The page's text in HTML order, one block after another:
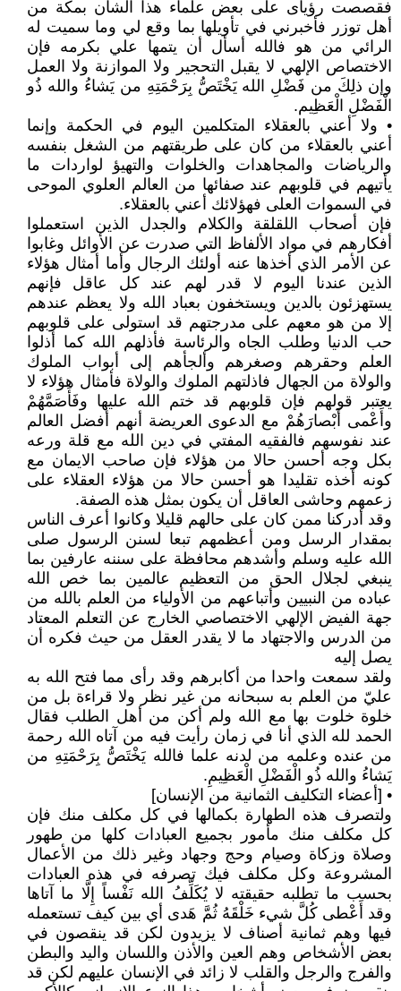
فقصصت رؤياى على بعض علماء هذا الشأن بمكة من
أهل توزر فأخبرني في تأويلها بما وقع لي وما سميت له
الرائي من هو فالله أسأل أن يتمها علي بكرمه فإن
الاختصاص الإلهي لا يقبل التحجير ولا الموازنة ولا العمل
وإن ذلِكَ من فَضْلِ الله يَخْتَصُّ بِرَحْمَتِهِ من يَشاءُ والله ذُو
الْفَضْلِ الْعَظِيم.
• ولا أعني بالعقلاء المتكلمين اليوم في الحكمة وإنما
أعني بالعقلاء من كان على طريقتهم من الشغل بنفسه
والرياضات والمجاهدات والخلوات والتهيؤ لواردات ما
يأتيهم في قلوبهم عند صفائها من العالم العلوي الموحى
في السموات العلى فهؤلائك أعني بالعقلاء.
فإن أصحاب اللقلقة والكلام والجدل الذين استعملوا
أفكارهم في مواد الألفاظ التي صدرت عن الأوائل وغابوا
عن الأمر الذي أخذها عنه أولئك الرجال وأما أمثال هؤلاء
الذين عندنا اليوم لا قدر لهم عند كل عاقل فإنهم
يستهزئون بالدين ويستخفون بعباد الله ولا يعظم عندهم
إلا من هو معهم على مدرجتهم قد استولى على قلوبهم
حب الدنيا وطلب الجاه والرئاسة فأذلهم الله كما أذلوا
العلم وحقرهم وصغرهم وألجأهم إلى أبواب الملوك
والولاة من الجهال فاذلتهم الملوك والولاة فأمثال هؤلاء لا
يعتبر قولهم فإن قلوبهم قد ختم الله عليها وفَأَصَمَّهُمْ
وأَعْمى أَبْصارَهُمْ مع الدعوى العريضة أنهم أفضل العالم
عند نفوسهم فالفقيه المفتي في دين الله مع قلة ورعه
بكل وجه أحسن حالا من هؤلاء فإن صاحب الايمان مع
كونه أخذه تقليدا هو أحسن حالا من هؤلاء العقلاء على
زعمهم وحاشى العاقل أن يكون بمثل هذه الصفة.
وقد أدركنا ممن كان على حالهم قليلا وكانوا أعرف الناس
بمقدار الرسل ومن أعظمهم تبعا لسنن الرسول صلى
الله عليه وسلم وأشدهم محافظة على سننه عارفين بما
ينبغي لجلال الحق من التعظيم عالمين بما خص الله
عباده من النبيين وأتباعهم من الأولياء من العلم بالله من
جهة الفيض الإلهي الاختصاصي الخارج عن التعلم المعتاد
من الدرس والاجتهاد ما لا يقدر العقل من حيث فكره أن
يصل إليه
ولقد سمعت واحدا من أكابرهم وقد رأى مما فتح الله به
عليّ من العلم به سبحانه من غير نظر ولا قراءة بل من
خلوة خلوت بها مع الله ولم أكن من أهل الطلب فقال
الحمد لله الذي أنا في زمان رأيت فيه من آتاه الله رحمة
من عنده وعلمه من لدنه علما فالله يَخْتَصُّ بِرَحْمَتِهِ من
يَشاءُ والله ذُو الْفَضْلِ الْعَظِيمِ.
• [أعضاء التكليف الثمانية من الإنسان]
ولتصرف هذه الطهارة بكمالها في كل مكلف منك فإن
كل مكلف منك مأمور بجميع العبادات كلها من طهور
وصلاة وزكاة وصيام وحج وجهاد وغير ذلك من الأعمال
المشروعة وكل مكلف فيك تصرفه في هذه العبادات
بحسب ما تطلبه حقيقته لا يُكَلِّفُ الله نَفْساً إِلَّا ما آتاها
وقد أَعْطى كُلَّ شيء خَلْقَهُ ثُمَّ هَدى أي بين كيف تستعمله
فيها وهم ثمانية أصناف لا يزيدون لكن قد ينقصون في
بعض الأشخاص وهم العين والأذن واللسان واليد والبطن
والفرج والرجل والقلب لا زائد في الإنسان عليهم لكن قد